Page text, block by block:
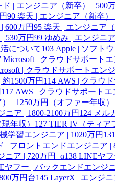
| エンジニア（新卒） | 500
90 楽天 | エンジニア（新卒）
600万円95 楽天 | エンジニア
530万円99 ゆめみ | エンジニ
について103 Apple | ソフト
Microsoft | クラウドサポートエ
| クラウドサポートエン
1500万円 114 AWS | クラウ
117 AWS | クラウドサポート
| 1250万円（オファー年収）
ニア | 1800-2100万円 124 メル
年収） 127 TIER IV（ティア
学習エンジニア | 1020万円 131
| フロントエンドエンジニア |
ニア | 720万円+α138 LINEヤフ
ヤフー | バックエンドエンジ
万円台145 LayerX | エンジニ